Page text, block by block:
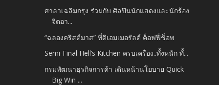
ศาลาเฉลิมกรุง ร่วมกับ ศิลปินนักแสดงและนักร้อง
จิตอา...
“ฉลองคริสต์มาส” ที่ดิเอมเมอรัลด์ ค็อฟฟี่ช็อพ
Semi-Final Hell’s Kitchen ครบเครื่อง..ทั้งหนัก ทั้...
กรมพัฒนาธุรกิจการค้า เดินหน้านโยบาย Quick
Big Win ...